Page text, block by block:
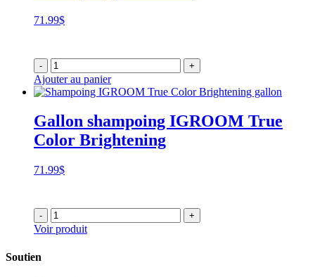
71.99$
- +
Ajouter au panier
Gallon shampoing IGROOM True
Color Brightening
71.99$
- +
Voir produit
Soutien